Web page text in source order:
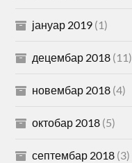
јануар 2019 (1)
децембар 2018 (11)
новембар 2018 (4)
октобар 2018 (5)
септембар 2018 (3)